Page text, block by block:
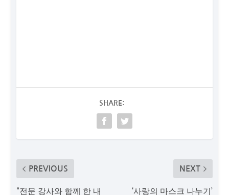
SHARE:
PREVIOUS
“전문 강사와 함께 한 내
NEXT
‘사랑의 마스크 나누기’